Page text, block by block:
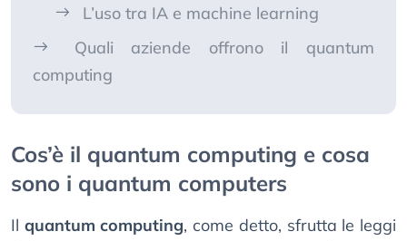
L’uso tra IA e machine learning
Quali aziende offrono il quantum
computing
Cos’è il quantum computing e cosa
sono i quantum computers
Il quantum computing, come detto, sfrutta le leggi